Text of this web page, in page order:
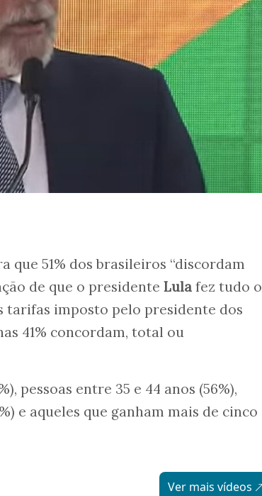
que 51% dos brasileiros “discordam
de que o presidente Lula fez tudo o
tarifas imposto pelo presidente dos
41% concordam, total ou
pessoas entre 35 e 44 anos (56%),
e aqueles que ganham mais de cinco
Ver mais vídeos